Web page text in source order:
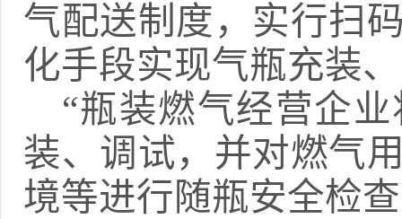
气配送制度，实行扫
化手段实现气瓶充装
“瓶装燃气经营企
装、调试，并对燃气
境等进行随瓶安全检